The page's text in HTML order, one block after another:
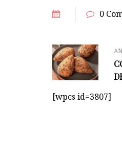
0
[wpcs id=3807]